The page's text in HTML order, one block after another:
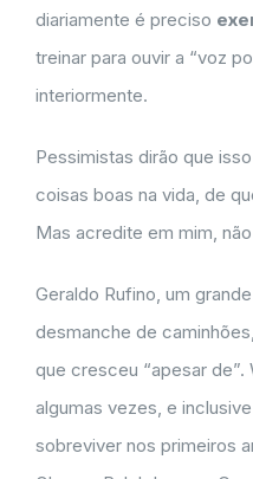
diariamente é preciso
treinar para ouvir a “voz
interiormente.
Pessimistas dirão que
coisas boas na vida, de
Mas acredite em mim,
Geraldo Rufino, um
desmanche de
que cresceu “apesar de”.
algumas vezes, e
sobreviver nos primeiros